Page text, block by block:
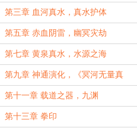
第三章 血河真水，真水护体
第五章 赤血阴雷，幽冥灾劫
第七章 黄泉真水，水源之海
第九章 神通演化，《冥河无量真
身》
第十一章 载道之器，九渊
第十三章 拳印